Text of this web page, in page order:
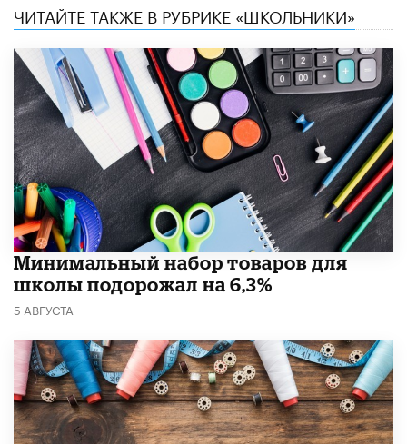
ЧИТАЙТЕ ТАКЖЕ В РУБРИКЕ «ШКОЛЬНИКИ»
Минимальный набор товаров для
школы подорожал на 6,3%
5 АВГУСТА